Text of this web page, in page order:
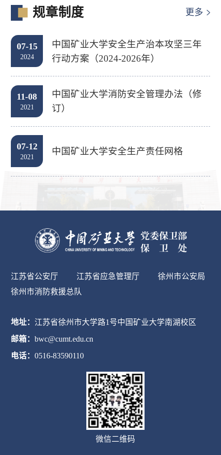
规章制度 更多
07-15
2024
中国矿业大学安全生产治本攻坚三年
行动方案（2024-2026年）
11-08
2021
中国矿业大学消防安全管理办法（修
订）
07-12
2021
中国矿业大学安全生产责任网格
江苏省公安厅 江苏省应急管理厅
徐州市公安局
徐州市消防救援总队
地址： 江苏省徐州市大学路1号中国矿业大学南湖校区
邮箱：bwc@cumt.edu.cn
电话：0516-83590110
微信二维码